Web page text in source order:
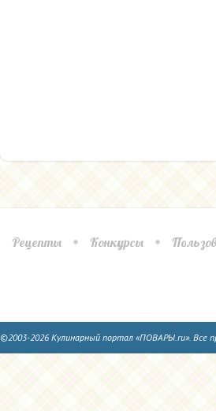
Рецепты Конкурсы
©2003-2026 Кулинарный портал «ПОВАРЫ.ru». Все